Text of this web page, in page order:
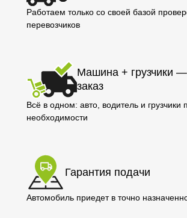
Работаем только со своей базой
перевозчиков
Машина + грузчики
заказ
Всё в одном: авто, водитель и грузчики
необходимости
Гарантия подачи
Автомобиль приедет в точно